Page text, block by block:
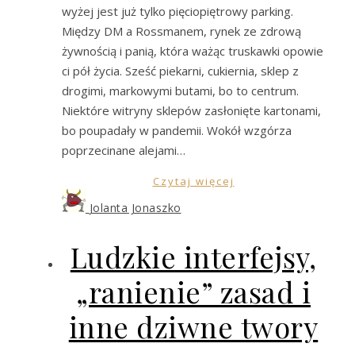
wyżej jest już tylko pięciopiętrowy parking.
Między DM a Rossmanem, rynek ze zdrową
żywnością i panią, która ważąc truskawki opowie
ci pół życia. Sześć piekarni, cukiernia, sklep z
drogimi, markowymi butami, bo to centrum.
Niektóre witryny sklepów zasłonięte kartonami,
bo poupadały w pandemii. Wokół wzgórza
poprzecinane alejami…
Czytaj więcej
Jolanta Jonaszko
Ludzkie interfejsy,
„ranienie” zasad i
inne dziwne twory